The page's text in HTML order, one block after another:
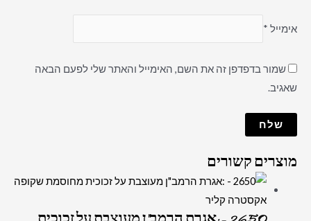
אימייל *
שמור בדפדפן זה את השם, האימייל והאתר שלי לפעם הבאה
שאגיב.
מוצרים קשורים